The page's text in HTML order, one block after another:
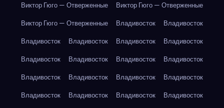
Виктор Гюго — Отверженные
Виктор Гюго — Отверженные
Виктор Гюго — Отверженные
Владивосток
Владивосток
Владивосток
Владивосток Владивосток
Владивосток
Владивосток
Владивосток Владивосток
Владивосток
Владивосток
Владивосток Владивосток
Владивосток
Владивосток
Владивосток Владивосток
Владивосток